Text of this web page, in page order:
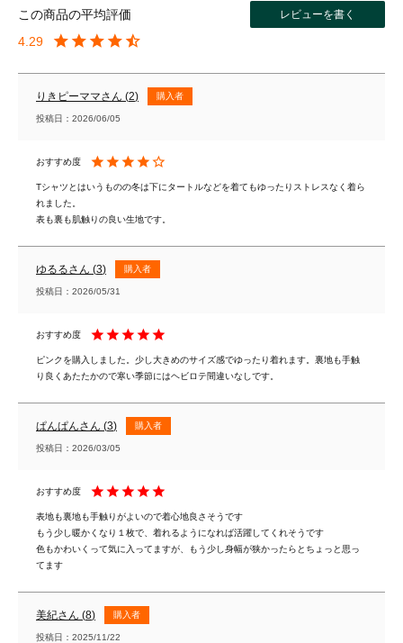
4.29
りきピーママ 2 購入者
投稿日 2026/06/05
Tシャツとはいうものの冬は下にタートルなどを着てもゆったりストレスなく着ら
れました。
表も裏も肌触りの良い生地です。
ゆるる 3 購入者
投稿日 2026/05/31
ピンクを購入しました。少し大きめのサイズ感でゆったり着れます。裏地も手触
り良くあたたかので寒い季節にはヘビロテ間違いなしです。
ぱんぱん 3 購入者
投稿日 2026/03/05
表地も裏地も手触りがよいので着心地良さそうです
もう少し暖かくなり１枚で、着れるようになれば活躍してくれそうです
色もかわいくって気に入ってますが、もう少し身幅が狭かったらとちょっと思っ
てます
美紀 8 購入者
投稿日 2025/11/22
レビューを書く